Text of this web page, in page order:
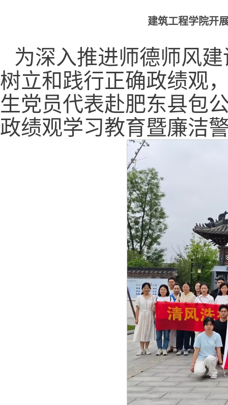
建筑工程学院开
为深入推进师德师风
树立和践行正确政绩观
生党员代表赴肥东县包
政绩观学习教育暨廉洁